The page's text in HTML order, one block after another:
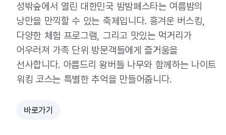
성밖숲에서 열린 대한민국 밤밤페스타는 여름밤의
낭만을 만끽할 수 있는 축제입니다. 흥겨운 버스킹,
다양한 체험 프로그램, 그리고 맛있는 먹거리가
어우러져 가족 단위 방문객들에게 즐거움을
선사합니다. 아름드리 왕버들 나무와 함께하는 나이트
워킹 코스는 특별한 추억을 만들어줍니다.
바로가기